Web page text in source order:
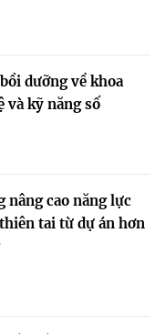
dưỡng về khoa
và kỹ năng số
nâng cao năng lực
tai từ dự án hơn